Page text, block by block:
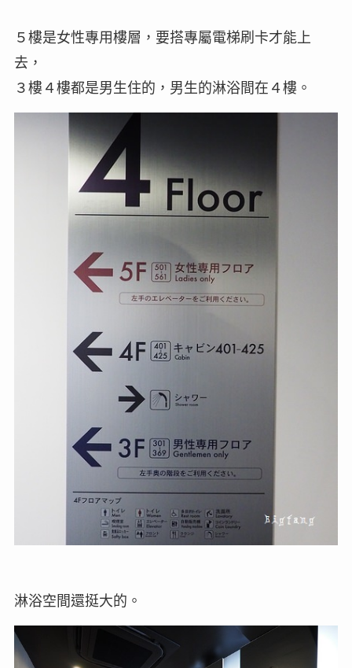
５樓是女性專用樓層，要搭專屬電梯刷卡才能上
去，
３樓４樓都是男生住的，男生的淋浴間在４樓。
淋浴空間還挺大的。